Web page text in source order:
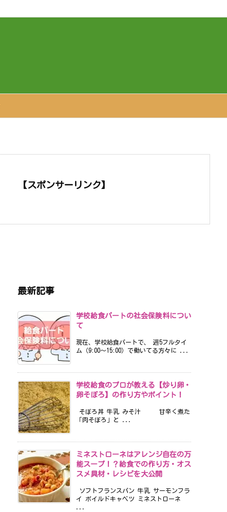
【スポンサーリンク】
最新記事
学校給食パートの社会保険料につい
て
現在、学校給食パートで、 週5フルタイ
ム（9:00〜15:00）で働いてる方々に ...
学校給食のプロが教える【炒り卵・
卵そぼろ】の作り方やポイント！
そぼろ丼 牛乳 みそ汁 甘辛く煮た
「肉そぼろ」と ...
ミネストローネはアレンジ自在の万
能スープ！？給食での作り方・オス
スメ具材・レシピを大公開
ソフトフランスパン 牛乳 サーモンフラ
イ ボイルドキャベツ ミネストローネ